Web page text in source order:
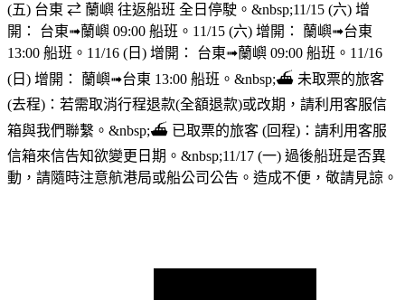
(五) 台東 ⇄ 蘭嶼 往返船班 全日停駛。&nbsp;11/15 (六) 增
開： 台東➟蘭嶼 09:00 船班。11/15 (六) 增開： 蘭嶼➟台東
13:00 船班。11/16 (日) 增開： 台東➟蘭嶼 09:00 船班。11/16
(日) 增開： 蘭嶼➟台東 13:00 船班。&nbsp;⛴︎ 未取票的旅客
(去程)：若需取消行程退款(全額退款)或改期，請利用客服信
箱與我們聯繫。&nbsp;⛴︎ 已取票的旅客 (回程)：請利用客服
信箱來信告知欲變更日期。&nbsp;11/17 (一) 過後船班是否異
動，請隨時注意航港局或船公司公告。造成不便，敬請見諒。